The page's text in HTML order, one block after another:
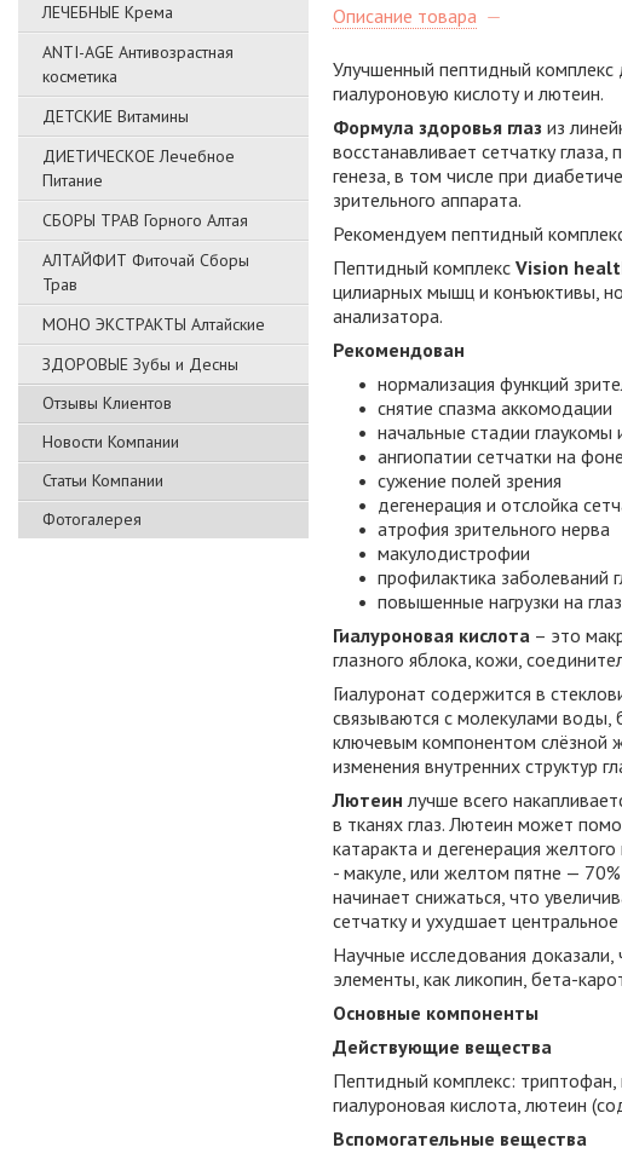
ЛЕЧЕБНЫЕ Крема
ANTI-AGE Антивозрастная
косметика
ДЕТСКИЕ Витамины
ДИЕТИЧЕСКОЕ Лечебное
Питание
СБОРЫ ТРАВ Горного Алтая
АЛТАЙФИТ Фиточай Сборы
Трав
МОНО ЭКСТРАКТЫ Алтайские
ЗДОРОВЫЕ Зубы и Десны
Отзывы Клиентов
Новости Компании
Статьи Компании
Фотогалерея
Описание товара
Улучшенный пептидный комплекс
гиалуроновую кислоту и лютеин.
Формула здоровья глаз из
восстанавливает сетчатку
генеза, в том числе при
зрительного аппарата.
Рекомендуем пептидный
Пептидный комплекс Vision
цилиарных мышц и конъюктивы,
анализатора.
Рекомендован
нормализация функций
снятие спазма аккомодации
начальные стадии глаукомы
ангиопатии сетчатки на
сужение полей зрения
дегенерация и отслойка
атрофия зрительного нерва
макулодистрофии
профилактика заболеваний
повышенные нагрузки на
Гиалуроновая кислота – это
глазного яблока, кожи,
Гиалуронат содержится в
связываются с молекулами воды,
ключевым компонентом слёзной
изменения внутренних структур
Лютеинлучше всего
в тканях глаз. Лютеин может
катаракта и дегенерация
- макуле, или желтом пятне —
начинает снижаться, что
сетчатку и ухудшает центральное
Научные исследования
элементы, как ликопин, бета-
Основные компоненты
Действующие вещества
Пептидный комплекс: триптофан,
гиалуроновая кислота, лютеин
Вспомогательные вещества